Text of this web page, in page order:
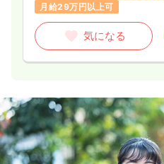
月給29万円以上可
気になる